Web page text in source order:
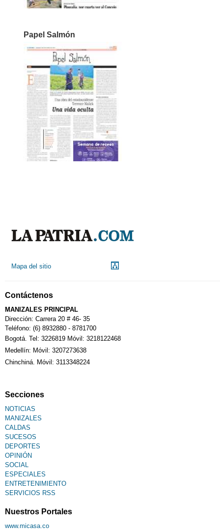
Papel Salmón
Mapa del sitio
Contáctenos
MANIZALES PRINCIPAL
Dirección: Carrera 20 # 46- 35
Teléfono: (6) 8932880 - 8781700
Bogotá. Tel: 3226819 Móvil: 3218122468
Medellín: Móvil: 3207273638
Chinchiná. Móvil: 3113348224
Secciones
NOTICIAS
MANIZALES
CALDAS
SUCESOS
DEPORTES
OPINIÓN
SOCIAL
ESPECIALES
ENTRETENIMIENTO
SERVICIOS RSS
Nuestros Portales
www.micasa.co